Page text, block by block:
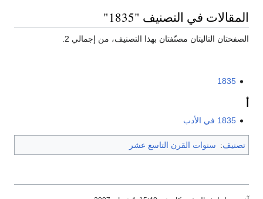
المقالات في التصنيف "1835"
الصفحتان التاليتان مصنّفتان بهذا التصنيف، من إجمالي 2.
1835
1835 في الأدب
تصنيف: سنوات القرن التاسع عشر